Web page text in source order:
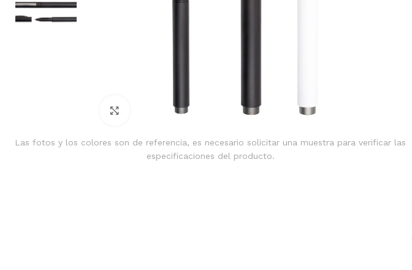
Clic para ampliar
Las fotos y los colores son de referencia, es necesario solicitar una muestra para verificar las
especificaciones del producto.